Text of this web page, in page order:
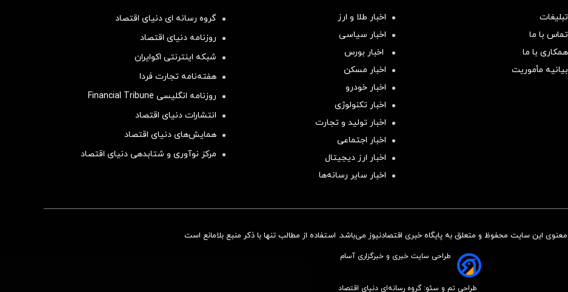
تبلیغات
تماس با ما
همکاری با ما
بیانیه مأموریت
اخبار طلا و ارز
اخبار سیاسی
اخبار بورس
اخبار مسکن
اخبار خودرو
اخبار تکنولوژی
اخبار تولید و تجارت
اخبار اجتماعی
اخبار ارز دیجیتال
اخبار سایر رسانه‌‌ها
گروه رسانه ای دنیای اقتصاد
روزنامه دنیای اقتصاد
شبکه اینترنتی اکوایران
هفته‌نامه تجارت فردا
روزنامه انگلیسی Financial Tribune
انتشارات دنیای اقتصاد
همایش‌های دنیای اقتصاد
مرکز نوآوری و شتابدهی دنیای اقتصاد
این سایت محفوظ و متعلق به پایگاه خبری اقتصادنیوز می‌باشد. استفاده از مطالب تنها با ذکر منبع بلامانع است
طراحی سایت خبری و خبرگزاری آسام
طراحی تم و سئو: گروه رسانه‌ای دنیای اقتصاد